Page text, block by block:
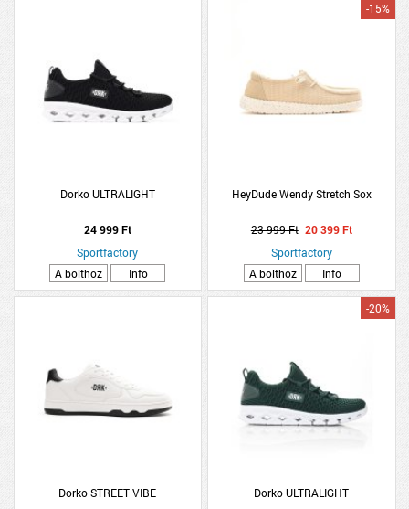
Dorko ULTRALIGHT
24 999 Ft
Sportfactory
A bolthoz
Info
HeyDude Wendy Stretch Sox
-15%
23 999 Ft 20 399 Ft
Sportfactory
A bolthoz
Info
Dorko STREET VIBE Dorko ULTRALIGHT
-20%